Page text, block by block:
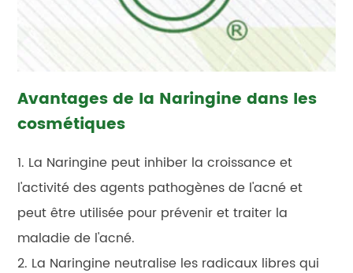
Avantages de la Naringine dans les
cosmétiques
1. La Naringine peut inhiber la croissance et
l'activité des agents pathogènes de l'acné et
peut être utilisée pour prévenir et traiter la
maladie de l'acné.
2. La Naringine neutralise les radicaux libres qui